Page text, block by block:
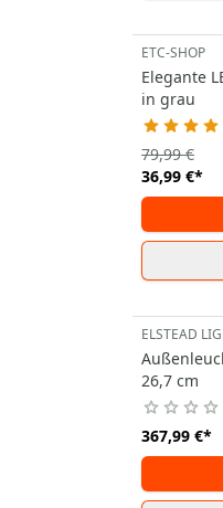
ETC-SHOP
Elegante
in grau
36,99 €*
79,99 €
ELSTEAD
26,7 cm
367,99 €*